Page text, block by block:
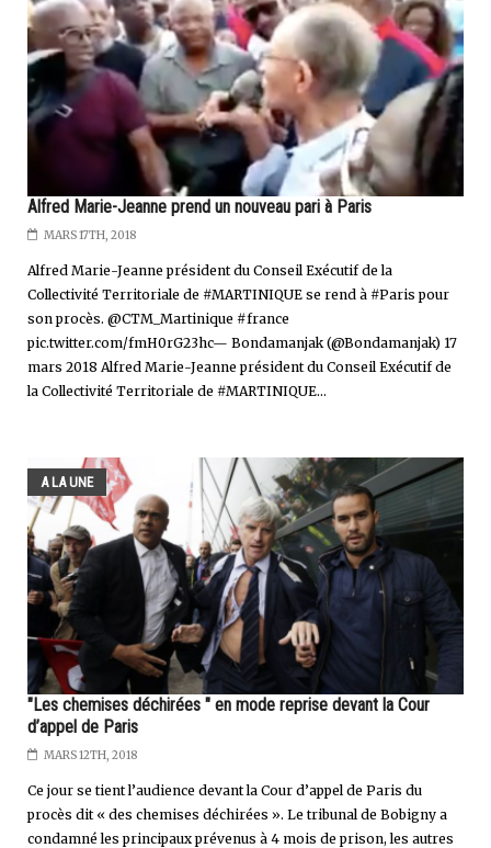
Alfred Marie-Jeanne prend un nouveau pari à Paris
MARS 17TH, 2018
Alfred Marie-Jeanne président du Conseil Exécutif de la
Collectivité Territoriale de #MARTINIQUE se rend à #Paris pour
son procès. @CTM_Martinique #france
pic.twitter.com/fmH0rG23hc— Bondamanjak (@Bondamanjak) 17
mars 2018 Alfred Marie-Jeanne président du Conseil Exécutif de
la Collectivité Territoriale de #MARTINIQUE...
A LA UNE
"Les chemises déchirées " en mode reprise devant la Cour
d’appel de Paris
MARS 12TH, 2018
Ce jour se tient l’audience devant la Cour d’appel de Paris du
procès dit « des chemises déchirées ». Le tribunal de Bobigny a
condamné les principaux prévenus à 4 mois de prison, les autres